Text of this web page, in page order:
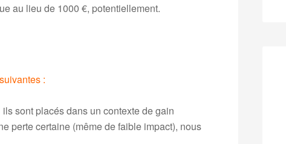
au lieu de 1000 €, potentiellement.
:
sont placés dans un contexte de gain
perte certaine (même de faible impact), nous